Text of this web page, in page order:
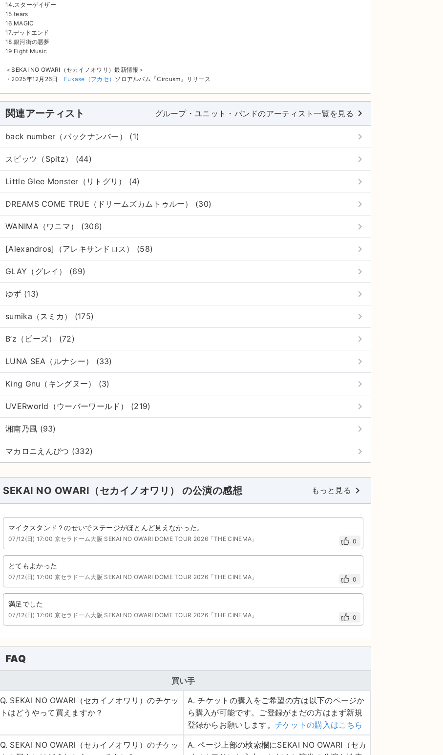
14.スターゲイザー
15.tears
16.MAGIC
17.デッドエンド
18.銀河街の悪夢
19.Fight Music
＜SEKAI NO OWARI（セカイノオワリ）最新情報＞
・2025年12月26日 Fukase（フカセ） ソロアルバム『Circusm』リリース
関連アーティスト グループ・ユニット・バンドのアーティスト一覧を見る keyboard_arrow_right
back number（バックナンバー） (1) keyboard_arrow_right
スピッツ（Spitz） (44) keyboard_arrow_right
Little Glee Monster（リトグリ） (4) keyboard_arrow_right
DREAMS COME TRUE（ドリームズカムトゥルー） (30) keyboard_arrow_right
WANIMA（ワニマ） (306) keyboard_arrow_right
[Alexandros]（アレキサンドロス） (58) keyboard_arrow_right
GLAY（グレイ） (69) keyboard_arrow_right
ゆず (13) keyboard_arrow_right
sumika（スミカ） (175) keyboard_arrow_right
B’z（ビーズ） (72) keyboard_arrow_right
LUNA SEA（ルナシー） (33) keyboard_arrow_right
King Gnu（キングヌー） (3) keyboard_arrow_right
UVERworld（ウーバーワールド） (219) keyboard_arrow_right
湘南乃風 (93) keyboard_arrow_right
マカロニえんぴつ (332) keyboard_arrow_right
SEKAI NO OWARI（セカイノオワリ） の公演の感想 もっと見る keyboard_arrow_right
マイクスタンド？のせいでステージがほとんど見えなかった。
07/12(日) 17:00 京セラドーム大阪 SEKAI NO OWARI DOME TOUR 2026「THE CINEMA」 0
とてもよかった
07/12(日) 17:00 京セラドーム大阪 SEKAI NO OWARI DOME TOUR 2026「THE CINEMA」 0
満足でした
07/12(日) 17:00 京セラドーム大阪 SEKAI NO OWARI DOME TOUR 2026「THE CINEMA」 0
FAQ
買い手
Q. SEKAI NO OWARI（セカイノオワリ）のチケッ
トはどうやって買えますか？
A. チケットの購入をご希望の方は以下のページか
ら購入が可能です。ご登録がまだの方はまず新規
登録からお願いします。 チケットの購入はこちら
Q. SEKAI NO OWARI（セカイノオワリ）のチケッ
A. ページ上部の検索欄にSEKAI NO OWARI（セカ